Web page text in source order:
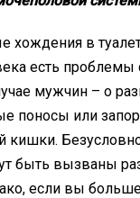
хождения в
есть
мужчин – о
поносы или
кишки.
быть вызваны
если вы